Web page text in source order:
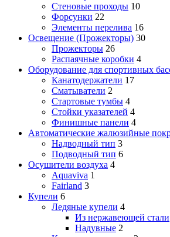
Стеновые проходы 10
Форсунки 22
Элементы перелива 16
Освещение (Прожекторы) 30
Прожекторы 26
Распаячные коробки 4
Оборудование для спортивных
Канатодержатели 17
Сматыватели 2
Стартовые тумбы 4
Стойки указателей 4
Финишные панели 4
Автоматические жалюзийные
Надводный тип 3
Подводный тип 6
Осушители воздуха 4
Aquaviva 1
Fairland 3
Купели 6
Ледяные купели 4
Из нержавеющей стали
Надувные 2